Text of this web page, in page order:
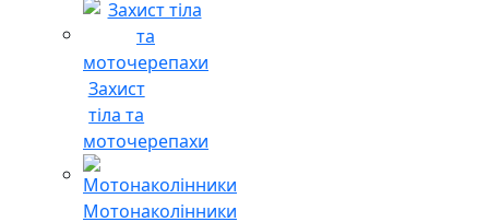
Захист
тіла та
моточерепахи
Мотонаколінники